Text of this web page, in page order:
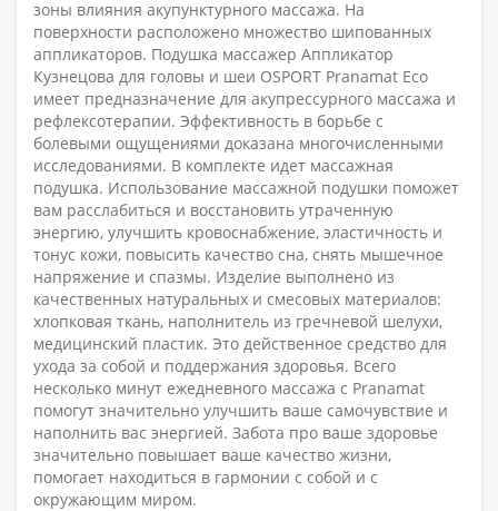
зоны влияния акупунктурного массажа. На
поверхности расположено множество шипованных
аппликаторов. Подушка массажер Аппликатор
Кузнецова для головы и шеи OSPORT Pranamat Eco
имеет предназначение для акупрессурного массажа и
рефлексотерапии. Эффективность в борьбе с
болевыми ощущениями доказана многочисленными
исследованиями. В комплекте идет массажная
подушка. Использование массажной подушки поможет
вам расслабиться и восстановить утраченную
энергию, улучшить кровоснабжение, эластичность и
тонус кожи, повысить качество сна, снять мышечное
напряжение и спазмы. Изделие выполнено из
качественных натуральных и смесовых материалов:
хлопковая ткань, наполнитель из гречневой шелухи,
медицинский пластик. Это действенное средство для
ухода за собой и поддержания здоровья. Всего
несколько минут ежедневного массажа с Pranamat
помогут значительно улучшить ваше самочувствие и
наполнить вас энергией. Забота про ваше здоровье
значительно повышает ваше качество жизни,
помогает находиться в гармонии с собой и с
окружающим миром.